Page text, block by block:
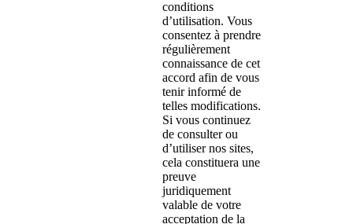
conditions
d’utilisation. Vous
consentez à prendre
régulièrement
connaissance de cet
accord afin de vous
tenir informé de
telles modifications.
Si vous continuez
de consulter ou
d’utiliser nos sites,
cela constituera une
preuve
juridiquement
valable de votre
acceptation de la